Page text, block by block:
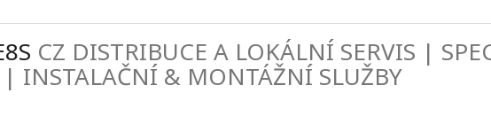
CZ DISTRIBUCE A LOKÁLNÍ SERVIS |
INSTALAČNÍ & MONTÁŽNÍ SLUŽBY